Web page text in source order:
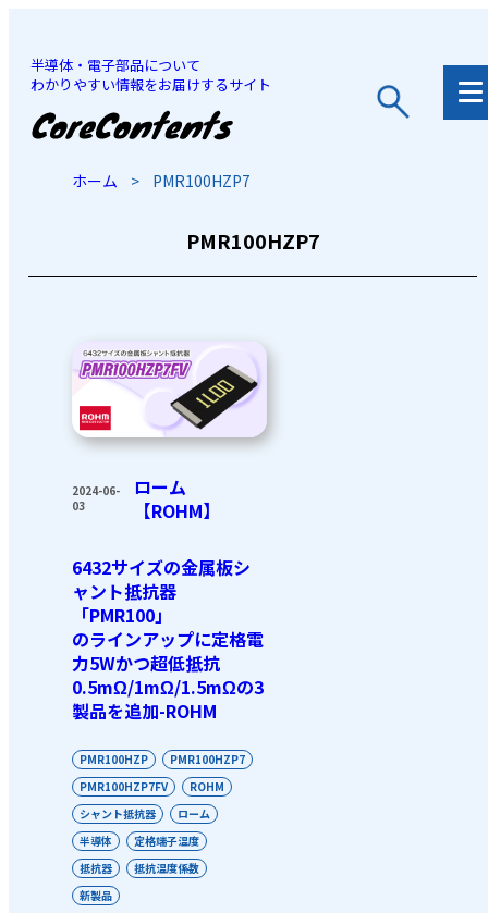
半導体・電子部品について
わかりやすい情報をお届けするサイト
JP
ホーム > PMR100HZP7
PMR100HZP7
2024-06-
03
ローム
【ROHM】
6432サイズの金属板シ
ャント抵抗器
「PMR100」
のラインアップに定格電
力5Wかつ超低抵抗
0.5mΩ/1mΩ/1.5mΩの3
製品を追加-ROHM
PMR100HZP
PMR100HZP7
PMR100HZP7FV
ROHM
シャント抵抗器
ローム
半導体
定格端子温度
抵抗器
抵抗温度係数
新製品